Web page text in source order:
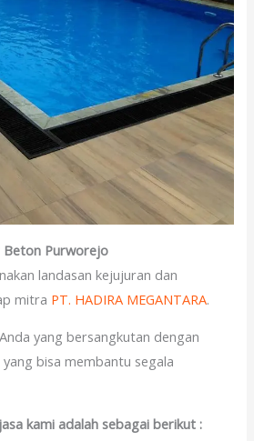
Beton Purworejo
landasan kejujuran dan
mitra PT. HADIRA MEGANTARA.
yang bersangkutan dengan
yang bisa membantu segala
kami adalah sebagai berikut :